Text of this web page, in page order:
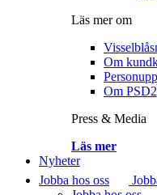
Läs mer om
Om
Om PSD2
Press & Media
Läs mer
Nyheter
Jobba hos oss